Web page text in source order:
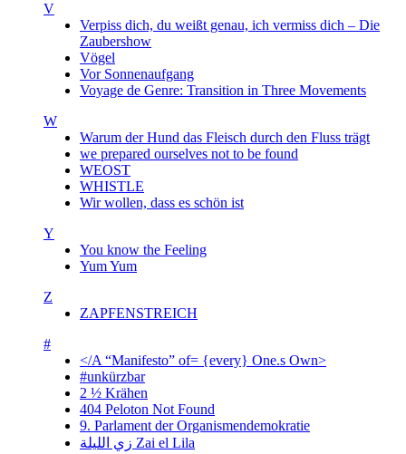
V
Verpiss dich, du weißt genau, ich vermiss dich – Die
Zaubershow
Vögel
Vor Sonnenaufgang
Voyage de Genre: Transition in Three Movements
W
Warum der Hund das Fleisch durch den Fluss trägt
we prepared ourselves not to be found
WEOST
WHISTLE
Wir wollen, dass es schön ist
Y
You know the Feeling
Yum Yum
Z
ZAPFENSTREICH
#
</A “Manifesto” of= {every} One.s Own>
#unkürzbar
2 ½ Krähen
404 Peloton Not Found
9. Parlament der Organismendemokratie
زي‌ اللیلة Zai el Lila